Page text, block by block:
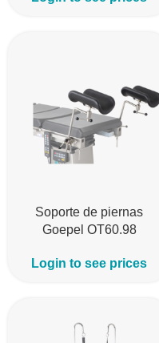
Soporte de piernas
Goepel OT60.98
Login to see prices